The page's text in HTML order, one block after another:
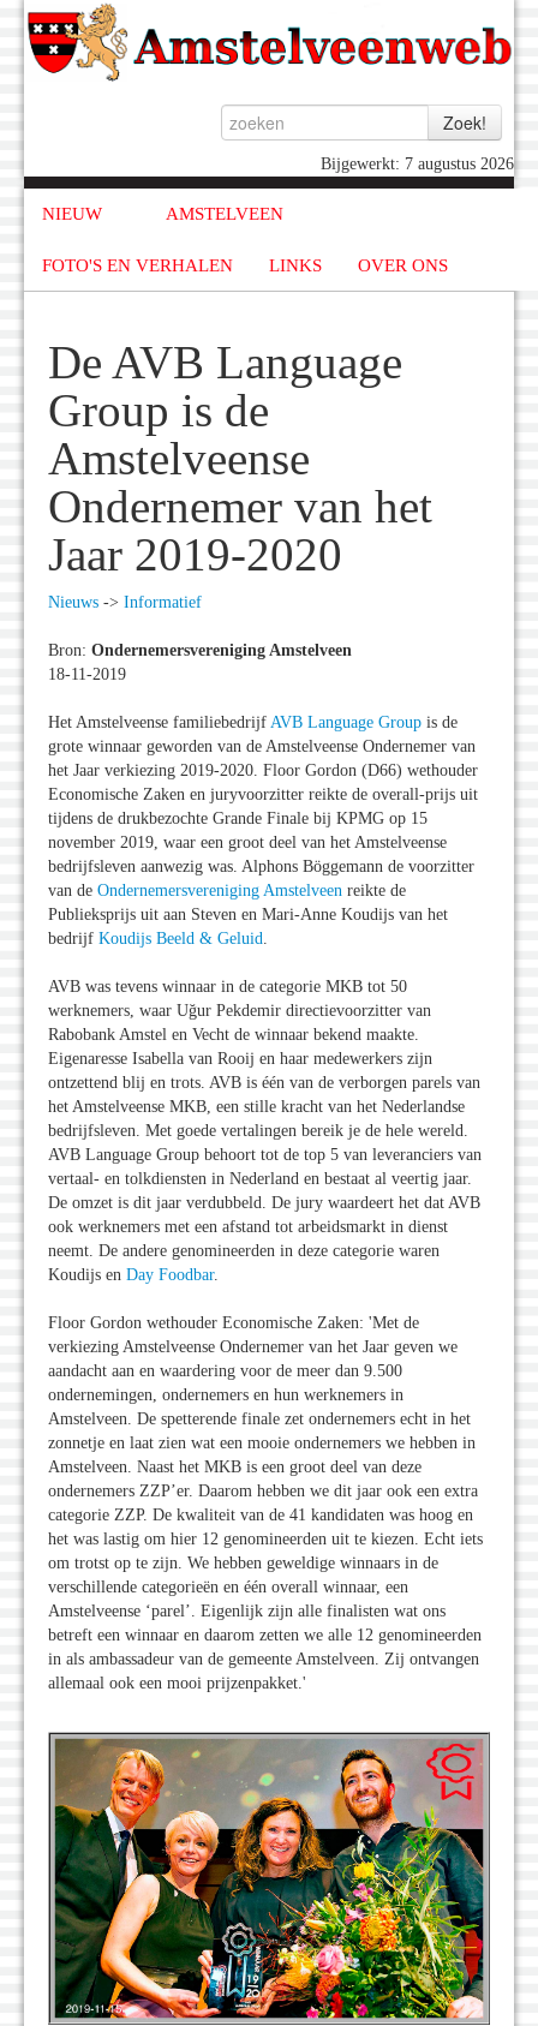
Bijgewerkt: 7 augustus 2026
NIEUW AMSTELVEEN
FOTO'S EN VERHALEN LINKS OVER ONS
De AVB Language
Group is de
Amstelveense
Ondernemer van het
Jaar 2019-2020
Nieuws -> Informatief
Bron: Ondernemersvereniging Amstelveen
18-11-2019
Het Amstelveense familiebedrijf AVB Language Group is de
grote winnaar geworden van de Amstelveense Ondernemer van
het Jaar verkiezing 2019-2020. Floor Gordon (D66) wethouder
Economische Zaken en juryvoorzitter reikte de overall-prijs uit
tijdens de drukbezochte Grande Finale bij KPMG op 15
november 2019, waar een groot deel van het Amstelveense
bedrijfsleven aanwezig was. Alphons Böggemann de voorzitter
van de Ondernemersvereniging Amstelveen reikte de
Publieksprijs uit aan Steven en Mari-Anne Koudijs van het
bedrijf Koudijs Beeld & Geluid.
AVB was tevens winnaar in de categorie MKB tot 50
werknemers, waar Uğur Pekdemir directievoorzitter van
Rabobank Amstel en Vecht de winnaar bekend maakte.
Eigenaresse Isabella van Rooij en haar medewerkers zijn
ontzettend blij en trots. AVB is één van de verborgen parels van
het Amstelveense MKB, een stille kracht van het Nederlandse
bedrijfsleven. Met goede vertalingen bereik je de hele wereld.
AVB Language Group behoort tot de top 5 van leveranciers van
vertaal- en tolkdiensten in Nederland en bestaat al veertig jaar.
De omzet is dit jaar verdubbeld. De jury waardeert het dat AVB
ook werknemers met een afstand tot arbeidsmarkt in dienst
neemt. De andere genomineerden in deze categorie waren
Koudijs en Day Foodbar.
Floor Gordon wethouder Economische Zaken: 'Met de
verkiezing Amstelveense Ondernemer van het Jaar geven we
aandacht aan en waardering voor de meer dan 9.500
ondernemingen, ondernemers en hun werknemers in
Amstelveen. De spetterende finale zet ondernemers echt in het
zonnetje en laat zien wat een mooie ondernemers we hebben in
Amstelveen. Naast het MKB is een groot deel van deze
ondernemers ZZP’er. Daarom hebben we dit jaar ook een extra
categorie ZZP. De kwaliteit van de 41 kandidaten was hoog en
het was lastig om hier 12 genomineerden uit te kiezen. Echt iets
om trotst op te zijn. We hebben geweldige winnaars in de
verschillende categorieën en één overall winnaar, een
Amstelveense ‘parel’. Eigenlijk zijn alle finalisten wat ons
betreft een winnaar en daarom zetten we alle 12 genomineerden
in als ambassadeur van de gemeente Amstelveen. Zij ontvangen
allemaal ook een mooi prijzenpakket.'